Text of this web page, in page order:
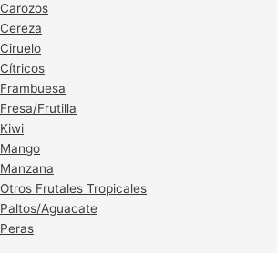
Carozos
Cereza
Ciruelo
Cítricos
Frambuesa
Fresa/Frutilla
Kiwi
Mango
Manzana
Otros Frutales Tropicales
Paltos/Aguacate
Peras